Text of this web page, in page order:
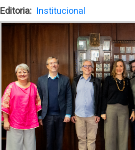
Editoria
Institucional